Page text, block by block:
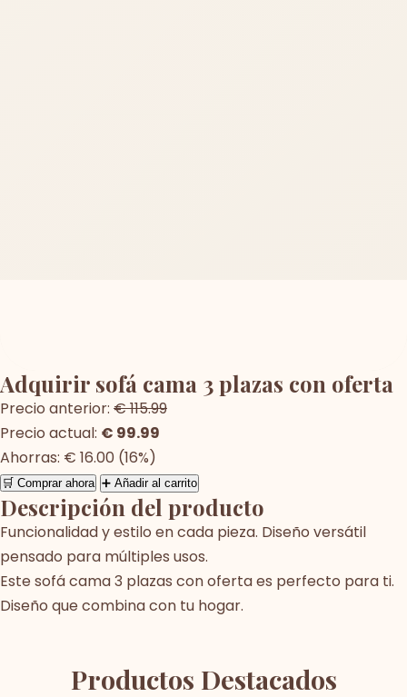
Adquirir sofá cama 3 plazas con oferta
Precio anterior: € 115.99
Precio actual: € 99.99
Ahorras: € 16.00 (16%)
🛒 Comprar ahora ➕ Añadir al carrito
Descripción del producto
Funcionalidad y estilo en cada pieza. Diseño versátil
pensado para múltiples usos.
Este sofá cama 3 plazas con oferta es perfecto para ti.
Diseño que combina con tu hogar.
Productos Destacados